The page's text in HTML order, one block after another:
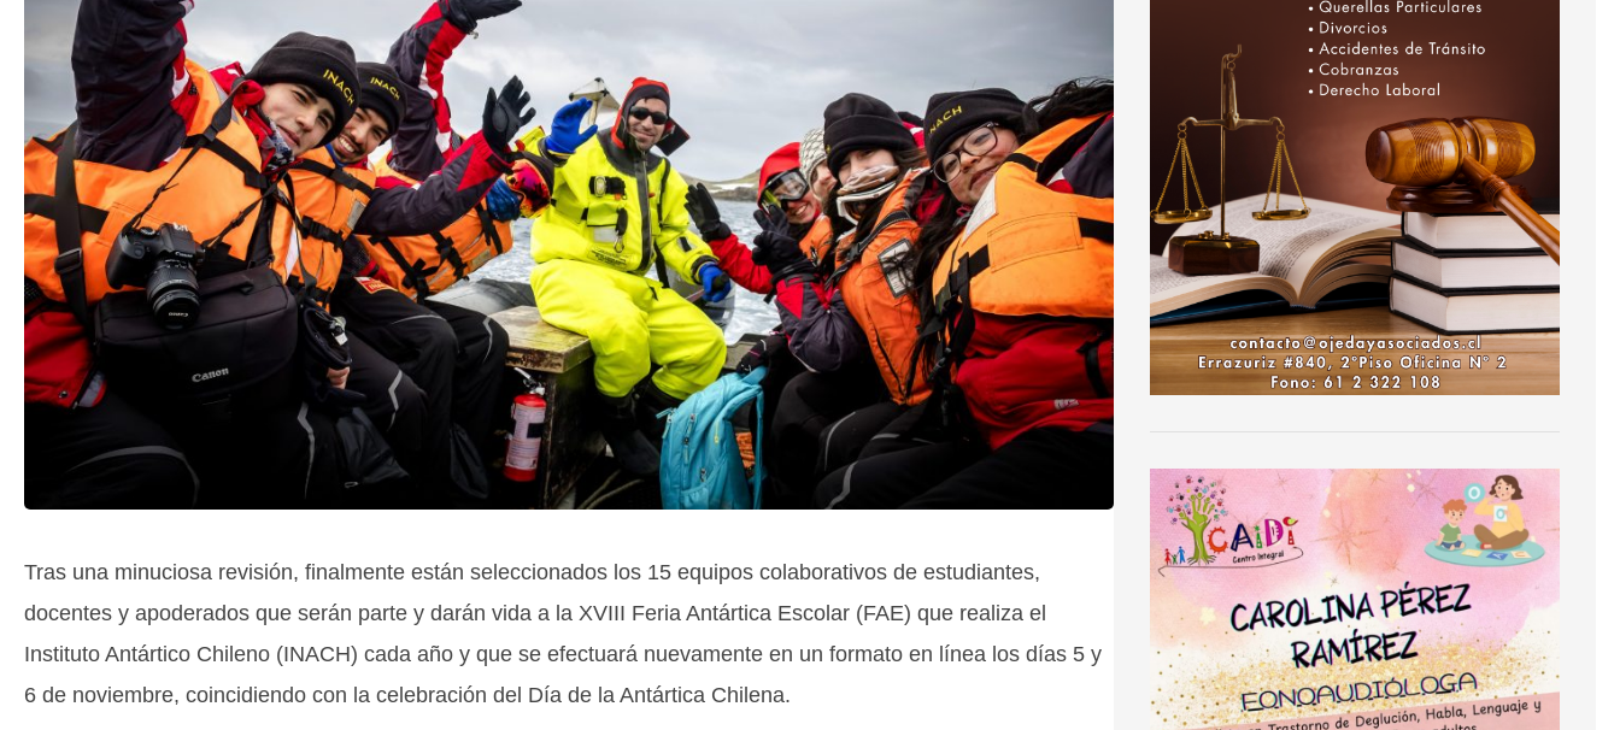
Tras una minuciosa revisión, finalmente están seleccionados los 15 equipos colaborativos de estudiantes,
docentes y apoderados que serán parte y darán vida a la XVIII Feria Antártica Escolar (FAE) que realiza el
Instituto Antártico Chileno (INACH) cada año y que se efectuará nuevamente en un formato en línea los días 5 y
6 de noviembre, coincidiendo con la celebración del Día de la Antártica Chilena.